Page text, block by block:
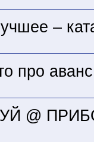
–
про
@